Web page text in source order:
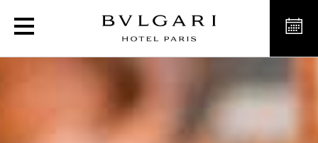
救助儿童会